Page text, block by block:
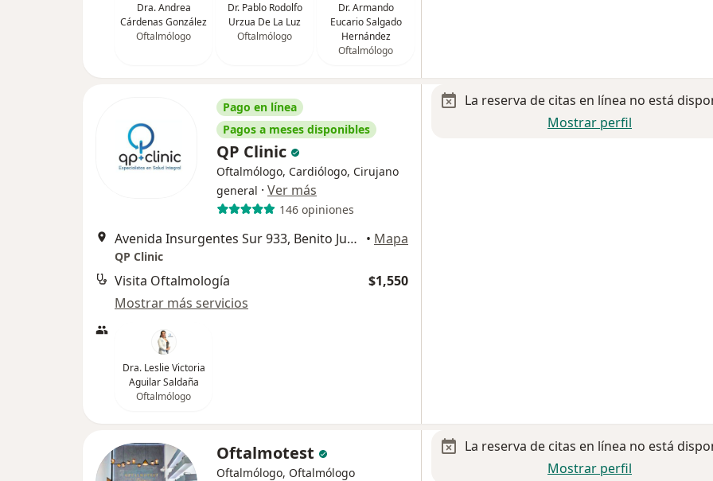
Dra. Andrea
Cárdenas González
Oftalmólogo
Dr. Pablo Rodolfo
Urzua De La Luz
Oftalmólogo
Dr. Armando
Eucario Salgado
Hernández
Oftalmólogo
Pago en línea
Pagos a meses disponibles
QP Clinic
Oftalmólogo, Cardiólogo, Cirujano
general · Ver más
146 opiniones
Avenida Insurgentes Sur 933, Benito Juárez • Mapa
QP Clinic
Visita Oftalmología
$1,550
Mostrar más servicios
Dra. Leslie Victoria
Aguilar Saldaña
Oftalmólogo
La reserva de citas en línea no está
Mostrar perfil
Oftalmotest
Oftalmólogo, Oftalmólogo
La reserva de citas en línea no está
Mostrar perfil